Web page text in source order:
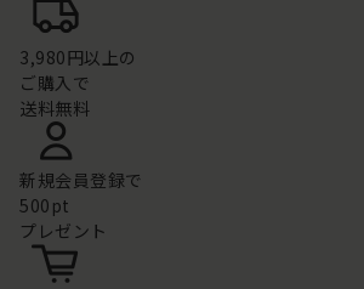
3,980円以上の
ご購入で
送料無料
新規会員登録で
500pt
プレゼント